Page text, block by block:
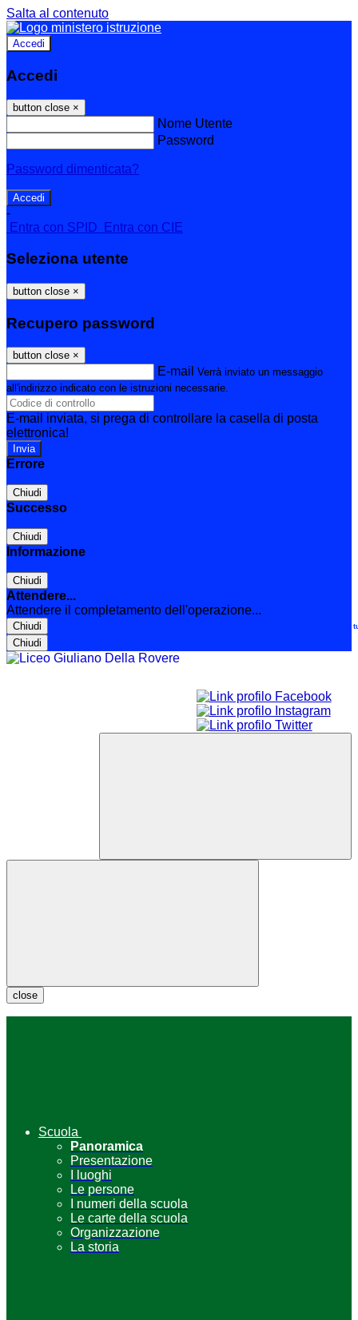
Salta al contenuto
Accedi
Accedi
button close ×
Nome Utente
Password
Password dimenticata?
-
Entra con SPID
Entra con CIE
Seleziona utente
button close ×
Recupero password
button close ×
E-mail Verrà inviato un messaggio
all'indirizzo indicato con le istruzioni necessarie.
E-mail inviata, si prega di controllare la casella di posta
elettronica!
Errore
Chiudi
Successo
Chiudi
Informazione
Chiudi
Attendere...
Attendere il completamento dell'operazione...
Chiudi
Chiudi
Le
close
Scuola
Panoramica
Presentazione
I luoghi
Le persone
I numeri della scuola
Le carte della scuola
Organizzazione
La storia